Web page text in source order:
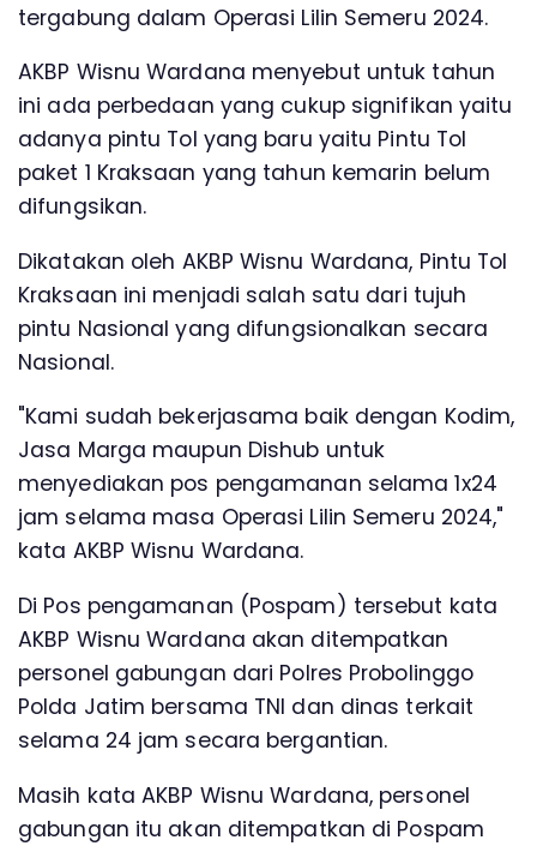
tergabung dalam Operasi Lilin Semeru 2024.
AKBP Wisnu Wardana menyebut untuk tahun
ini ada perbedaan yang cukup signifikan yaitu
adanya pintu Tol yang baru yaitu Pintu Tol
paket 1 Kraksaan yang tahun kemarin belum
difungsikan.
Dikatakan oleh AKBP Wisnu Wardana, Pintu Tol
Kraksaan ini menjadi salah satu dari tujuh
pintu Nasional yang difungsionalkan secara
Nasional.
"Kami sudah bekerjasama baik dengan Kodim,
Jasa Marga maupun Dishub untuk
menyediakan pos pengamanan selama 1x24
jam selama masa Operasi Lilin Semeru 2024,"
kata AKBP Wisnu Wardana.
Di Pos pengamanan (Pospam) tersebut kata
AKBP Wisnu Wardana akan ditempatkan
personel gabungan dari Polres Probolinggo
Polda Jatim bersama TNI dan dinas terkait
selama 24 jam secara bergantian.
Masih kata AKBP Wisnu Wardana, personel
gabungan itu akan ditempatkan di Pospam